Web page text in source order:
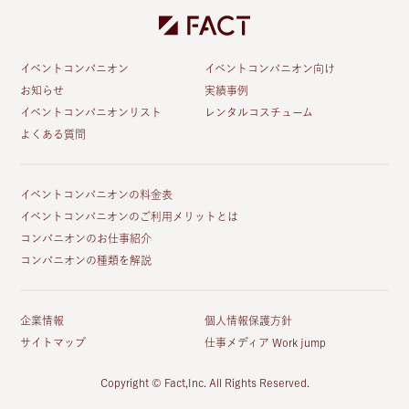
イベントコンパニオン
イベントコンパニオン向け
お知らせ
実績事例
イベントコンパニオンリスト
レンタルコスチューム
よくある質問
イベントコンパニオンの料金表
イベントコンパニオンのご利用メリットとは
コンパニオンのお仕事紹介
コンパニオンの種類を解説
企業情報
個人情報保護方針
サイトマップ
仕事メディア Work jump
Copyright © Fact,Inc. All Rights Reserved.